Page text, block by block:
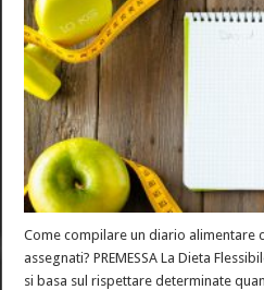
Come compilare un diario alimentare
assegnati? PREMESSA La Dieta
si basa sul rispettare determinate